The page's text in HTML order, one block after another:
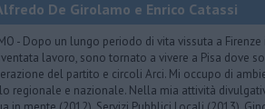
De Girolamo e Enrico Catassi
- Dopo un lungo periodo di vita vissuta a
lavoro, sono tornato a vivere a Pisa dove
del partito e circoli Arci. Mi occupo di
regionale e nazionale. Nella mia attività